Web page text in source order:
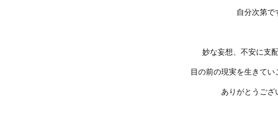
自分次第で
妙な妄想、不安に支
目の前の現実を生きてい
ありがとうござ